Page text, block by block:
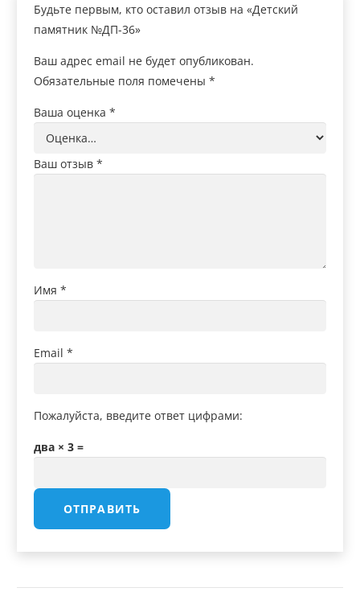
Будьте первым, кто оставил отзыв на «Детский
памятник №ДП-36»
Ваш адрес email не будет опубликован.
Обязательные поля помечены *
Ваша оценка *
Ваш отзыв *
Имя *
Email *
Пожалуйста, введите ответ цифрами:
два × 3 =